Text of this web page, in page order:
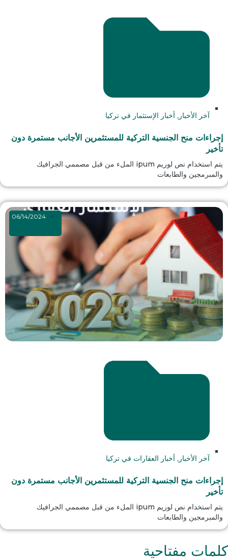
آخر الأخبار, أخبار الإستثمار في تركيا
إجراءات منح الجنسية التركية للمستثمرين الأجانب مستمرة دون
تأخير
يتم استخدام نص لوريم ipum الملء من قبل مصممي الجرافيك
والمبرمجين والطابعات
06/14/2024
آخر الأخبار, أخبار العقارات في تركيا
إجراءات منح الجنسية التركية للمستثمرين الأجانب مستمرة دون
تأخير
يتم استخدام نص لوريم ipum الملء من قبل مصممي الجرافيك
والمبرمجين والطابعات
كلمات مفتاحية